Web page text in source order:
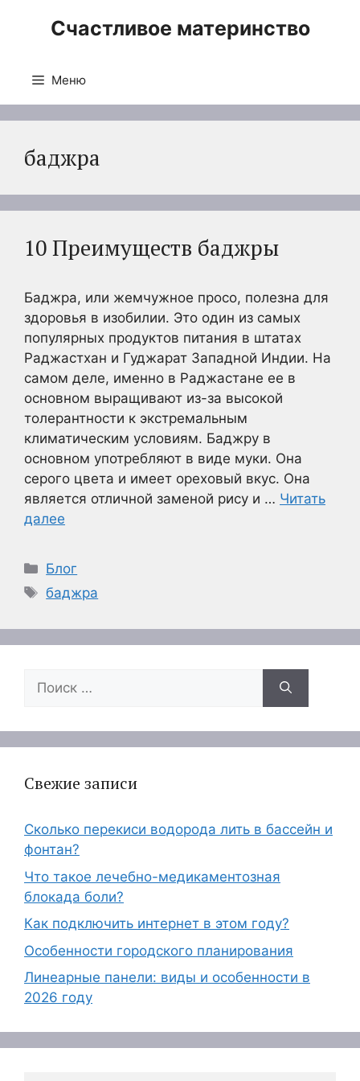
Счастливое материнство
Меню
баджра
10 Преимуществ баджры
Баджра, или жемчужное просо, полезна для
здоровья в изобилии. Это один из самых
популярных продуктов питания в штатах
Раджастхан и Гуджарат Западной Индии. На
самом деле, именно в Раджастане ее в
основном выращивают из-за высокой
толерантности к экстремальным
климатическим условиям. Баджру в
основном употребляют в виде муки. Она
серого цвета и имеет ореховый вкус. Она
является отличной заменой рису и … Читать
далее
Рубрики
Блог
Метки
баджра
Поиск:
Свежие записи
Сколько перекиси водорода лить в бассейн и
фонтан?
Что такое лечебно-медикаментозная
блокада боли?
Как подключить интернет в этом году?
Особенности городского планирования
Линеарные панели: виды и особенности в
2026 году